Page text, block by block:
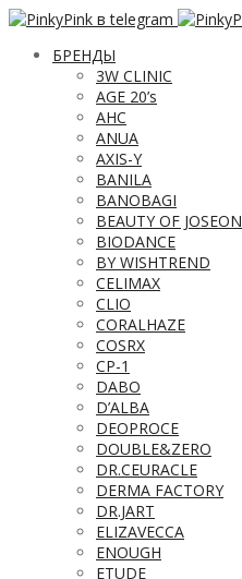
БРЕНДЫ
3W CLINIC
AGE 20’s
AHC
ANUA
AXIS-Y
BANILA
BANOBAGI
BEAUTY OF JOSEON
BIODANCE
BY WISHTREND
CELIMAX
CLIO
CORALHAZE
COSRX
CP-1
DABO
D’ALBA
DEOPROCE
DOUBLE&ZERO
DR.CEURACLE
DERMA FACTORY
DR.JART
ELIZAVECCA
ENOUGH
ETUDE